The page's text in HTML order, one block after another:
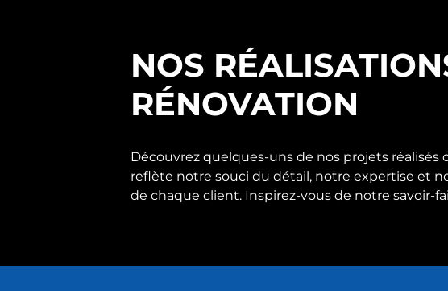
NOS
RÉNOVATION
Découvrez quelques-uns de nos projets
reflète notre souci du détail, notre expertise et
de chaque client. Inspirez-vous de notre savoir-